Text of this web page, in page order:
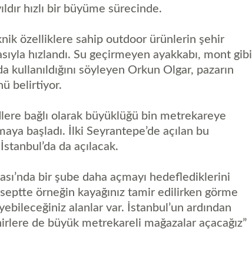
hızlı bir büyüme sürecinde.
özelliklere sahip outdoor ürünlerin şehir
hızlandı. Su geçirmeyen ayakkabı, mont gibi
söyleyen Orkun Olgar, pazarın
belirtiyor.
bağlı olarak büyüklüğü bin metrekareye
başladı. İlki Seyrantepe’de açılan bu
da açılacak.
bir şube daha açmayı hedeflediklerini
örneğin kayağınız tamir edilirken görme
alanlar var. İstanbul’un ardından
de büyük metrekareli mağazalar açacağız”